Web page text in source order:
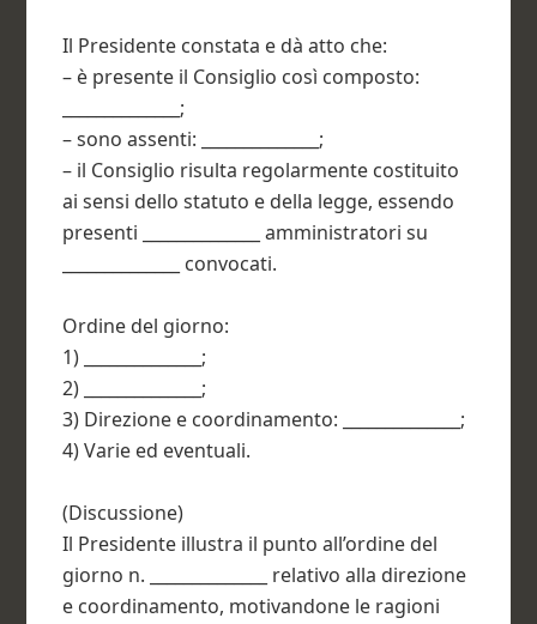
Il Presidente constata e dà atto che:
– è presente il Consiglio così composto:
______________;
– sono assenti: ______________;
– il Consiglio risulta regolarmente costituito
ai sensi dello statuto e della legge, essendo
presenti ______________ amministratori su
______________ convocati.
Ordine del giorno:
1) ______________;
2) ______________;
3) Direzione e coordinamento: ______________;
4) Varie ed eventuali.
(Discussione)
Il Presidente illustra il punto all’ordine del
giorno n. ______________ relativo alla direzione
e coordinamento, motivandone le ragioni